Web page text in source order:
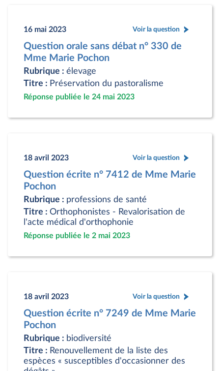
16 mai 2023 Voir la question
Question orale sans débat n° 330 de
Mme Marie Pochon
Rubrique : élevage
Titre : Préservation du pastoralisme
Réponse publiée le 24 mai 2023
18 avril 2023 Voir la question
Question écrite n° 7412 de Mme Marie
Pochon
Rubrique : professions de santé
Titre : Orthophonistes - Revalorisation de
l'acte médical d'orthophonie
Réponse publiée le 2 mai 2023
18 avril 2023 Voir la question
Question écrite n° 7249 de Mme Marie
Pochon
Rubrique : biodiversité
Titre : Renouvellement de la liste des
espèces « susceptibles d'occasionner des